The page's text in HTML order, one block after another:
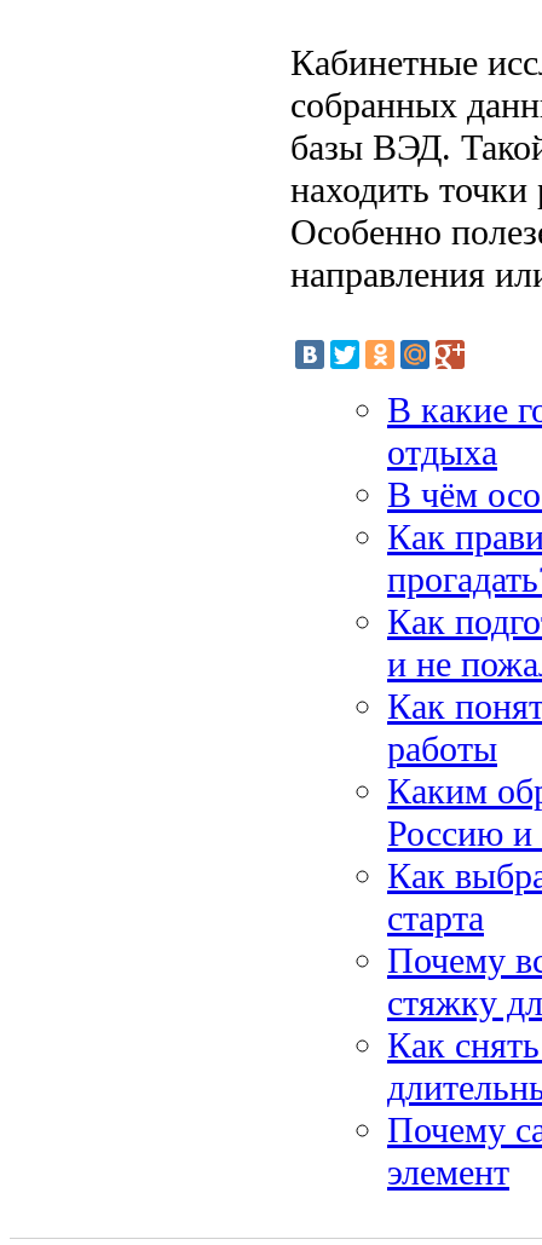
Кабинетные
собранных
базы ВЭД.
находить
Особенно
направления
В какие
отдыха
В чём
Как
Как
и не
Как
работы
Каким
Россию и
Как
старта
Почему
стяжку
Как
Почему
элемент